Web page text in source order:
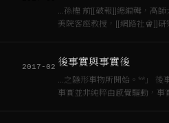
…孫權 前[[破報]]總編輯，高
美院客座教授，[[網路社會]]
等工作。…
2017-02 後事實與事實後
…之隱形事物所開始。**」 後事實與事實後都非一天造成。後
事實並非純粹由感覺驅動，事實後